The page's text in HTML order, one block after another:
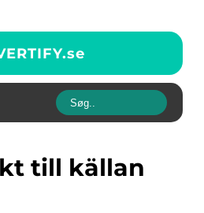
se
till källan